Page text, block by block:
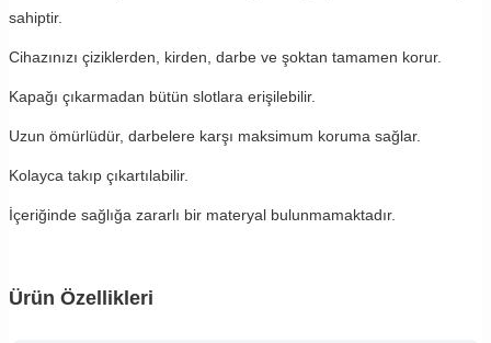
sahiptir.
Cihazınızı çiziklerden, kirden, darbe ve şoktan tamamen korur.
Kapağı çıkarmadan bütün slotlara erişilebilir.
Uzun ömürlüdür, darbelere karşı maksimum koruma sağlar.
Kolayca takıp çıkartılabilir.
İçeriğinde sağlığa zararlı bir materyal bulunmamaktadır.
Ürün Özellikleri